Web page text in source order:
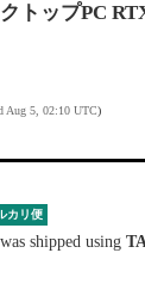
トップPC
Aug 5, 02:10 UTC)
カリ便
shipped using